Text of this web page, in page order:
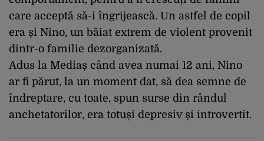
care acceptă să-i îngrijească. Un astfel de copil
era și Nino, un băiat extrem de violent provenit
dintr-o familie dezorganizată.
Adus la Mediaș când avea numai 12 ani, Nino
ar fi părut, la un moment dat, să dea semne de
îndreptare, cu toate, spun surse din rândul
anchetatorilor, era totuși depresiv și introvertit.